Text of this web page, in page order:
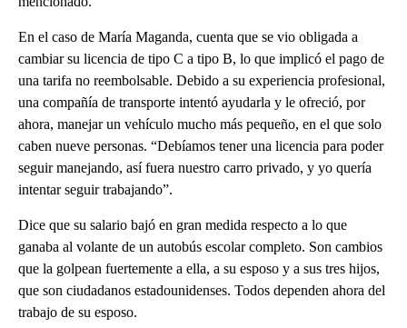
En el caso de María Maganda, cuenta que se vio obligada a
cambiar su licencia de tipo C a tipo B, lo que implicó el pago de
una tarifa no reembolsable. Debido a su experiencia profesional,
una compañía de transporte intentó ayudarla y le ofreció, por
ahora, manejar un vehículo mucho más pequeño, en el que solo
caben nueve personas. “Debíamos tener una licencia para poder
seguir manejando, así fuera nuestro carro privado, y yo quería
intentar seguir trabajando”.
Dice que su salario bajó en gran medida respecto a lo que
ganaba al volante de un autobús escolar completo. Son cambios
que la golpean fuertemente a ella, a su esposo y a sus tres hijos,
que son ciudadanos estadounidenses. Todos dependen ahora del
trabajo de su esposo.